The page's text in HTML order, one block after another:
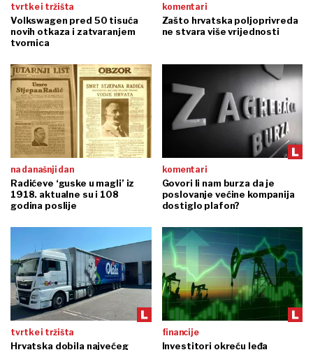
tvrtke i tržišta
Volkswagen pred 50 tisuća
novih otkaza i zatvaranjem
tvornica
komentari
Zašto hrvatska poljoprivreda
ne stvara više vrijednosti
na današnji dan
Radićeve ‘guske u magli’ iz
1918. aktualne su i 108
godina poslije
komentari
Govori li nam burza da je
poslovanje većine kompanija
dostiglo plafon?
tvrtke i tržišta
Hrvatska dobila najvećeg
financije
Investitori okreću leđa